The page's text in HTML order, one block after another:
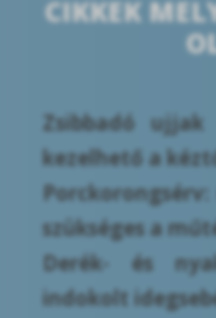
CIKKEK
Zsibbadó
kezelhető a
szükséges a
Derék- és
indokolt